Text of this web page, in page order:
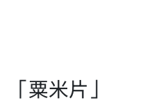
「粟米片」